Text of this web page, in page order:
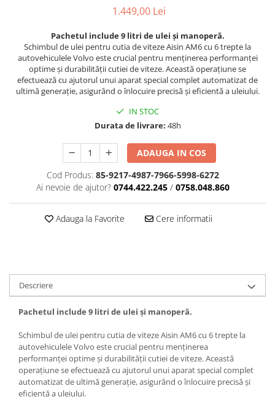
1.449,00 Lei
Pachetul include 9 litri de ulei și manoperă.
Schimbul de ulei pentru cutia de viteze Aisin AM6 cu 6 trepte la
autovehiculele Volvo este crucial pentru menținerea performanței
optime și durabilității cutiei de viteze. Această operațiune se
efectuează cu ajutorul unui aparat special complet automatizat de
ultimă generație, asigurând o înlocuire precisă și eficientă a uleiului.
IN STOC
Durata de livrare: 48h
ADAUGA IN COS
Cod Produs: 85-9217-4987-7966-5998-6272
Ai nevoie de ajutor? 0744.422.245 / 0758.048.860
Adauga la Favorite Cere informatii
Descriere
Pachetul include 9 litri de ulei și manoperă.
Schimbul de ulei pentru cutia de viteze Aisin AM6 cu 6 trepte la
autovehiculele Volvo este crucial pentru menținerea
performanței optime și durabilității cutiei de viteze. Această
operațiune se efectuează cu ajutorul unui aparat special complet
automatizat de ultimă generație, asigurând o înlocuire precisă și
eficientă a uleiului.